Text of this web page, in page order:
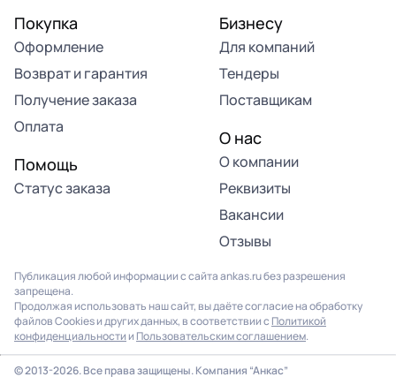
Покупка
Оформление
Возврат и гарантия
Получение заказа
Оплата
Помощь
Статус заказа
Бизнесу
Для компаний
Тендеры
Поставщикам
О нас
О компании
Реквизиты
Вакансии
Отзывы
Публикация любой информации с сайта ankas.ru без разрешения
запрещена.
Продолжая использовать наш сайт, вы даёте согласие на обработку
файлов Cookies и других данных, в соответствии с Политикой
конфиденциальности и Пользовательским соглашением.
© 2013-2026. Все права защищены. Компания “Анкас”